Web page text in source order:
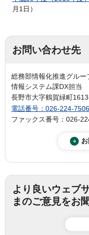
月1日）
お問い合わせ先
総務部情報化推進グルー
情報システム課DX担当
長野市大字鶴賀緑町
電話番号：026-224-7506
ファックス番号：026-
より良いウェブ
まのご意見をお